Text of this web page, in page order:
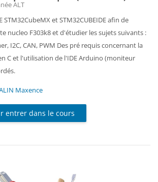
ALT
STM32CubeMX et STM32CUBEIDE afin de
nucleo F303k8 et d'étudier les sujets suivants :
I2C, CAN, PWM Des pré requis concernant la
C et l'utilisation de l'IDE Arduino (moniteur
Maxence
entrer dans le cours